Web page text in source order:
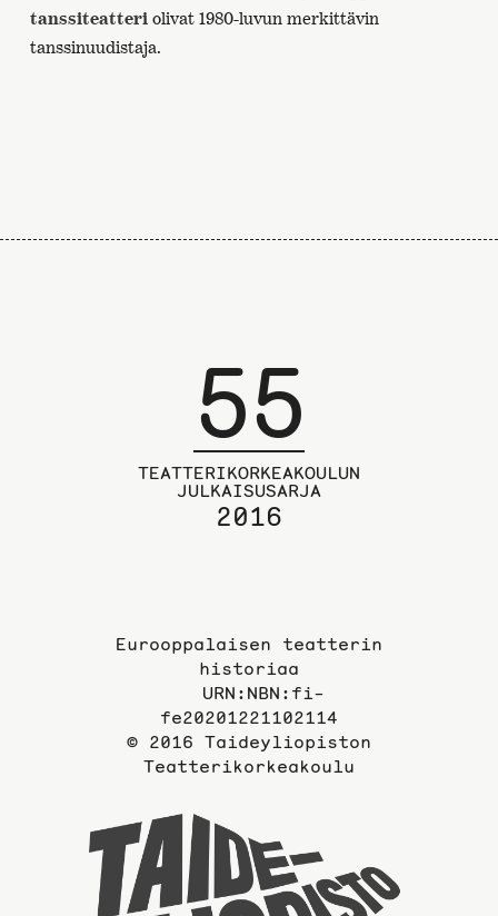
tanssiteatteri olivat 1980-luvun merkittävin
tanssinuudistaja.
55
TEATTERIKORKEAKOULUN
JULKAISUSARJA
2016
Eurooppalaisen teatterin
historiaa
URN:NBN:fi-
fe20201221102114
© 2016 Taideyliopiston
Teatterikorkeakoulu